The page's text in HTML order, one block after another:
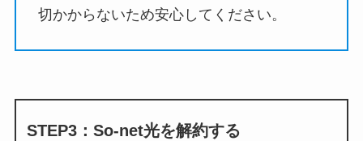
切かからないため安心してください。
STEP3：So-net光を解約する